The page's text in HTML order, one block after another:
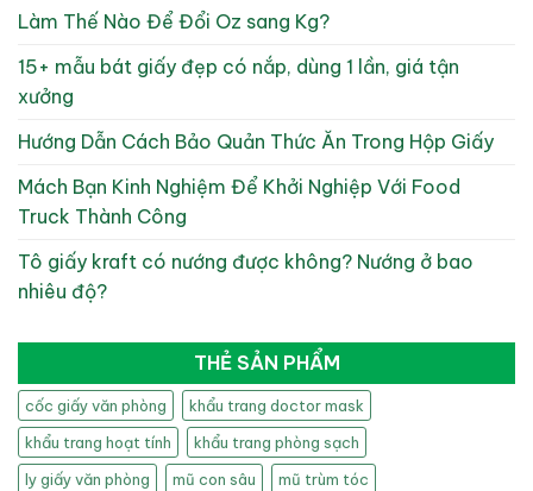
Làm Thế Nào Để Đổi Oz sang Kg?
15+ mẫu bát giấy đẹp có nắp, dùng 1 lần, giá tận
xưởng
Hướng Dẫn Cách Bảo Quản Thức Ăn Trong Hộp Giấy
Mách Bạn Kinh Nghiệm Để Khởi Nghiệp Với Food
Truck Thành Công
Tô giấy kraft có nướng được không? Nướng ở bao
nhiêu độ?
THẺ SẢN PHẨM
cốc giấy văn phòng
khẩu trang doctor mask
khẩu trang hoạt tính
khẩu trang phòng sạch
ly giấy văn phòng
mũ con sâu mũ trùm tóc